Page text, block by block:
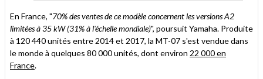
En France, "70% des ventes de ce modèle concernent les versions A2
limitées à 35 kW (31% à l'échelle mondiale)", poursuit Yamaha. Produite
à 120 440 unités entre 2014 et 2017, la MT-07 s'est vendue dans
le monde à quelques 80 000 unités, dont environ 22 000 en
France.